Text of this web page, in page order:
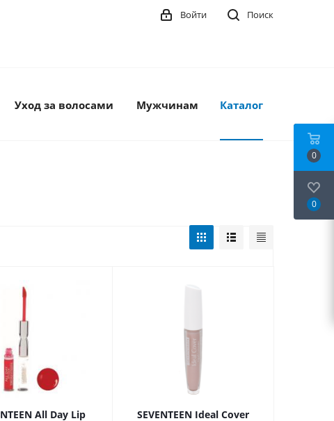
Поиск
Войти
Уход за волосами Мужчинам Каталог
All Day Lip
SEVENTEEN Ideal Cover
0
0